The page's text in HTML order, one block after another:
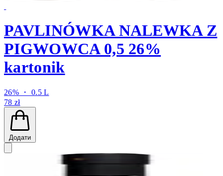
PAVLINÓWKA NALEWKA Z
PIGWOWCA 0,5 26%
kartonik
26% ・ 0.5 L
78 zł
Додати